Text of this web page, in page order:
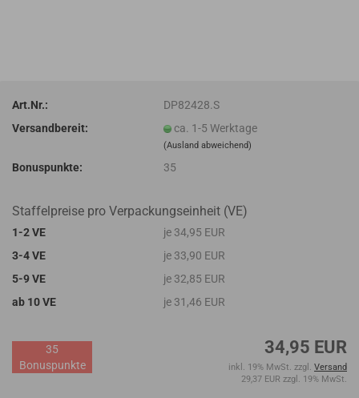
Art.Nr.:
DP82428.S
Versandbereit:
ca. 1-5 Werktage
(Ausland abweichend)
Bonuspunkte: 35
Staffelpreise pro Verpackungseinheit (VE)
1-2 VE
je 34,95 EUR
3-4 VE
je 33,90 EUR
5-9 VE
je 32,85 EUR
ab 10 VE
je 31,46 EUR
34,95 EUR
inkl. 19% MwSt. zzgl. Versand
29,37 EUR zzgl. 19% MwSt.
35
Bonuspunkte